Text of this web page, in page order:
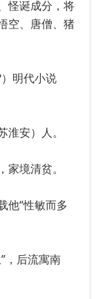
怪诞成分，将
空、唐僧、猪
明代小说
安）人。
境清贫。
他“性敏而多
，后流寓南